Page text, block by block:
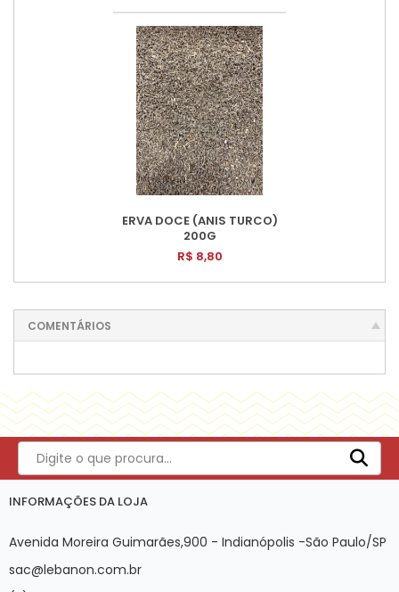
ERVA DOCE (ANIS TURCO)
200G
R$ 8,80
COMENTÁRIOS
INFORMAÇÕES DA LOJA
Avenida Moreira Guimarães,900 - Indianópolis -São Paulo/SP
sac@lebanon.com.br